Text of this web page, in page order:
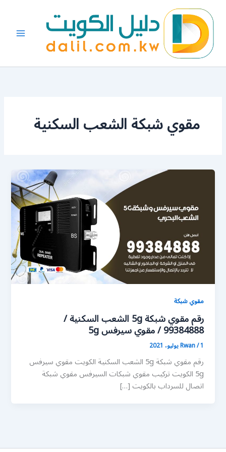
المحتوى
مقوي شبكة الشعب السكنية
مقوي شبكة
رقم مقوي شبكة 5g الشعب السكنية /
99384888 / مقوي سيرفس 5g
Rwan/1 يوليو، 2021
رقم مقوي شبكة 5g الشعب السكنية الكويت مقوي سيرفس
5g الكويت تركيب مقوي شبكات السيرفس مقوي شبكة
اتصال للسرداب بالكويت […]